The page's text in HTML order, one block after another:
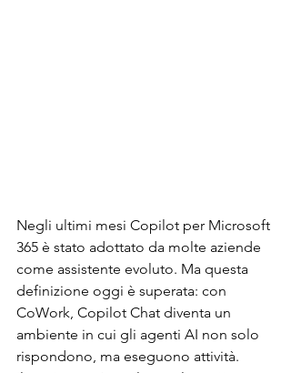
Negli ultimi mesi Copilot per Microsoft
365 è stato adottato da molte aziende
come assistente evoluto. Ma questa
definizione oggi è superata: con
CoWork, Copilot Chat diventa un
ambiente in cui gli agenti AI non solo
rispondono, ma eseguono attività.